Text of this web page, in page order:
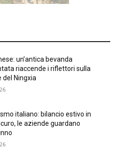
un’antica bevanda
riaccende i riflettori sulla
del Ningxia
italiano: bilancio estivo in
le aziende guardano